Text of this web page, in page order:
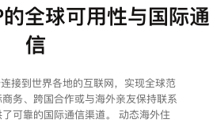
全球可用性与国际通
信
接到世界各地的互联网，实现全球范
务、跨国合作或与海外亲友保持联系
可靠的国际通信渠道。 动态海外住